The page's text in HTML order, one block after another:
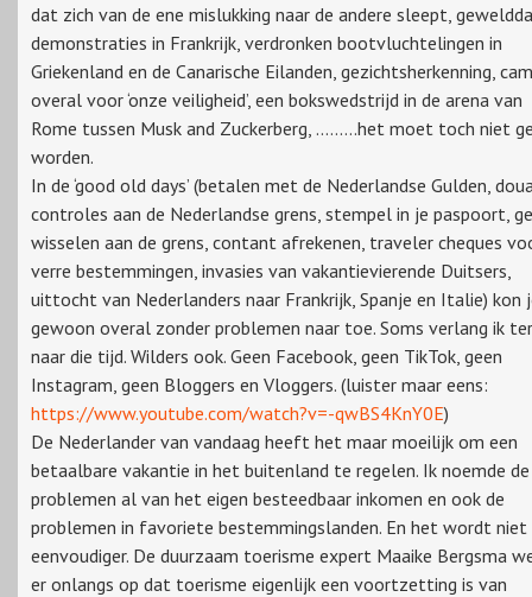
dat zich van de ene mislukking naar de andere sleept,
demonstraties in Frankrijk, verdronken bootvluchtelingen in
Griekenland en de Canarische Eilanden, gezichtsherkenning,
overal voor ‘onze veiligheid’, een bokswedstrijd in de arena van
Rome tussen Musk and Zuckerberg, ..…….het moet toch niet
worden.
In de ‘good old days’ (betalen met de Nederlandse Gulden,
controles aan de Nederlandse grens, stempel in je paspoort,
wisselen aan de grens, contant afrekenen, traveler cheques
verre bestemmingen, invasies van vakantievierende Duitsers,
uittocht van Nederlanders naar Frankrijk, Spanje en Italie) kon
gewoon overal zonder problemen naar toe. Soms verlang ik
naar die tijd. Wilders ook. Geen Facebook, geen TikTok, geen
Instagram, geen Bloggers en Vloggers. (luister maar eens:
https://www.youtube.com/watch?v=-qwBS4KnY0E)
De Nederlander van vandaag heeft het maar moeilijk om een
betaalbare vakantie in het buitenland te regelen. Ik noemde de
problemen al van het eigen besteedbaar inkomen en ook de
problemen in favoriete bestemmingslanden. En het wordt niet
eenvoudiger. De duurzaam toerisme expert Maaike Bergsma
er onlangs op dat toerisme eigenlijk een voortzetting is van